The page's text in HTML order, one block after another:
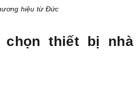
hiệu từ Đức
chọn thiết bị nhà